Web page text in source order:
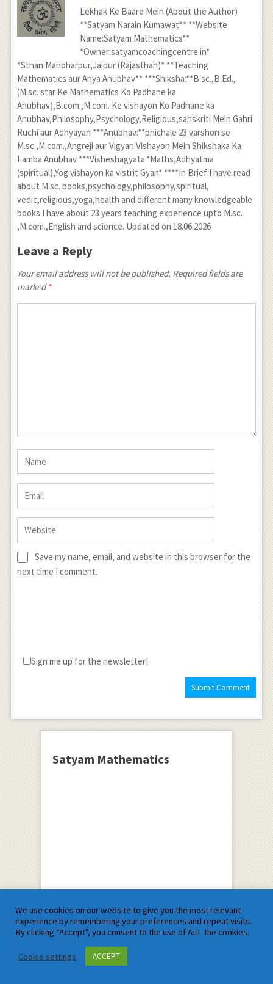
Lekhak Ke Baare Mein (About the Author)
**Satyam Narain Kumawat** **Website
Name:Satyam Mathematics**
*Owner:satyamcoachingcentre.in*
*Sthan:Manoharpur,Jaipur (Rajasthan)* **Teaching
Mathematics aur Anya Anubhav** ***Shiksha:**B.sc.,B.Ed.,
(M.sc. star Ke Mathematics Ko Padhane ka
Anubhav),B.com.,M.com. Ke vishayon Ko Padhane ka
Anubhav,Philosophy,Psychology,Religious,sanskriti Mein Gahri
Ruchi aur Adhyayan ***Anubhav:**phichale 23 varshon se
M.sc.,M.com.,Angreji aur Vigyan Vishayon Mein Shikshaka Ka
Lamba Anubhav ***Visheshagyata:*Maths,Adhyatma
(spiritual),Yog vishayon ka vistrit Gyan* ****In Brief:I have read
about M.sc. books,psychology,philosophy,spiritual,
vedic,religious,yoga,health and different many knowledgeable
books.I have about 23 years teaching experience upto M.sc.
,M.com.,English and science. Updated on 18.06.2026
Leave a Reply
Your email address will not be published. Required fields are
marked *
Save my name, email, and website in this browser for the
next time I comment.
Sign me up for the newsletter!
Satyam Mathematics
Satyam Mathematics
We use cookies on our website to give you the most relevant
experience by remembering your preferences and repeat visits.
By clicking “Accept”, you consent to the use of ALL the cookies.
Cookie settings ACCEPT